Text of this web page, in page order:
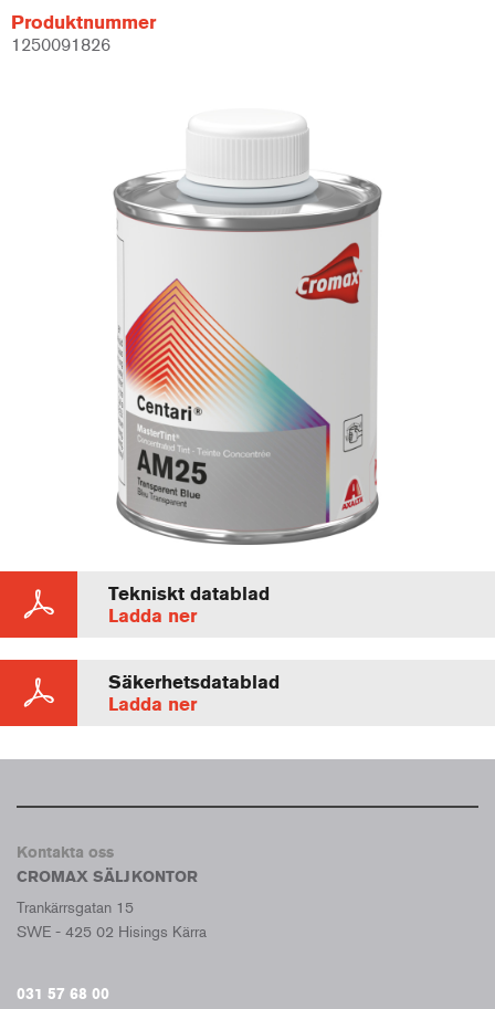
Produktnummer
1250091826
Tekniskt datablad
Ladda ner
Säkerhetsdatablad
Ladda ner
Kontakta oss
CROMAX SÄLJKONTOR
Trankärrsgatan 15
SWE - 425 02 Hisings Kärra
031 57 68 00